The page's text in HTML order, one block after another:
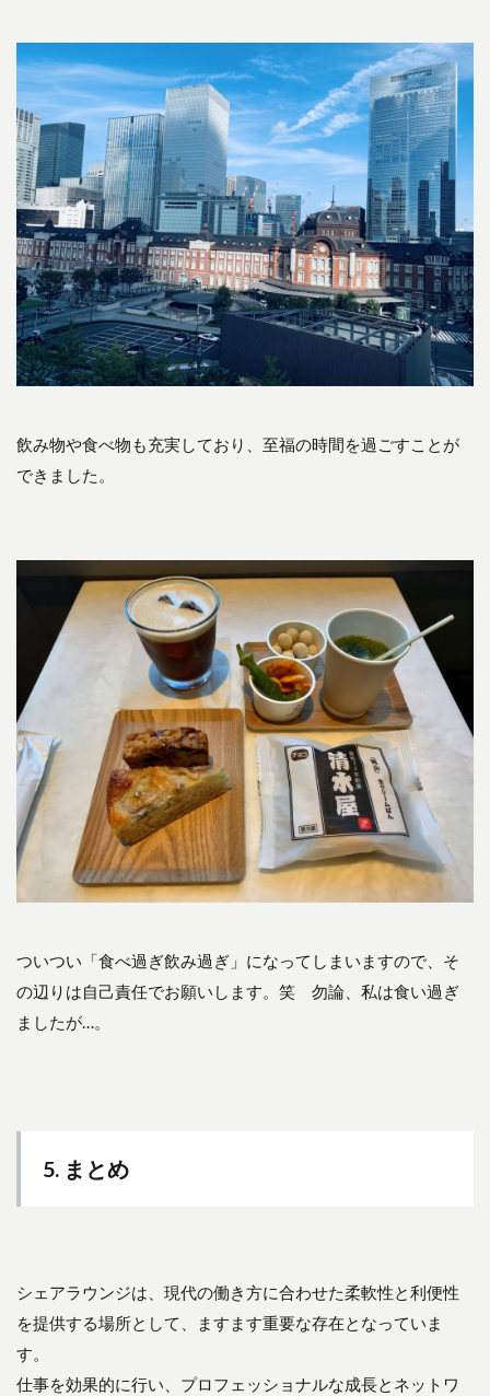
飲み物や食べ物も充実しており、至福の時間を過ごすことが
できました。
ついつい「食べ過ぎ飲み過ぎ」になってしまいますので、そ
の辺りは自己責任でお願いします。笑 勿論、私は食い過ぎ
ましたが…。
5. まとめ
シェアラウンジは、現代の働き方に合わせた柔軟性と利便性
を提供する場所として、ますます重要な存在となっていま
す。
仕事を効果的に行い、プロフェッショナルな成長とネットワ